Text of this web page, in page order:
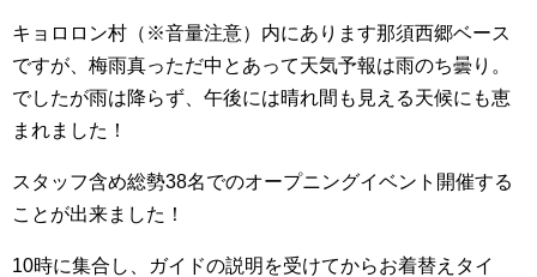
キョロロン村（※音量注意）内にあります那須西郷ベース
ですが、梅雨真っただ中とあって天気予報は雨のち曇り。
でしたが雨は降らず、午後には晴れ間も見える天候にも恵
まれました！
スタッフ含め総勢38名でのオープニングイベント開催する
ことが出来ました！
10時に集合し、ガイドの説明を受けてからお着替えタイ